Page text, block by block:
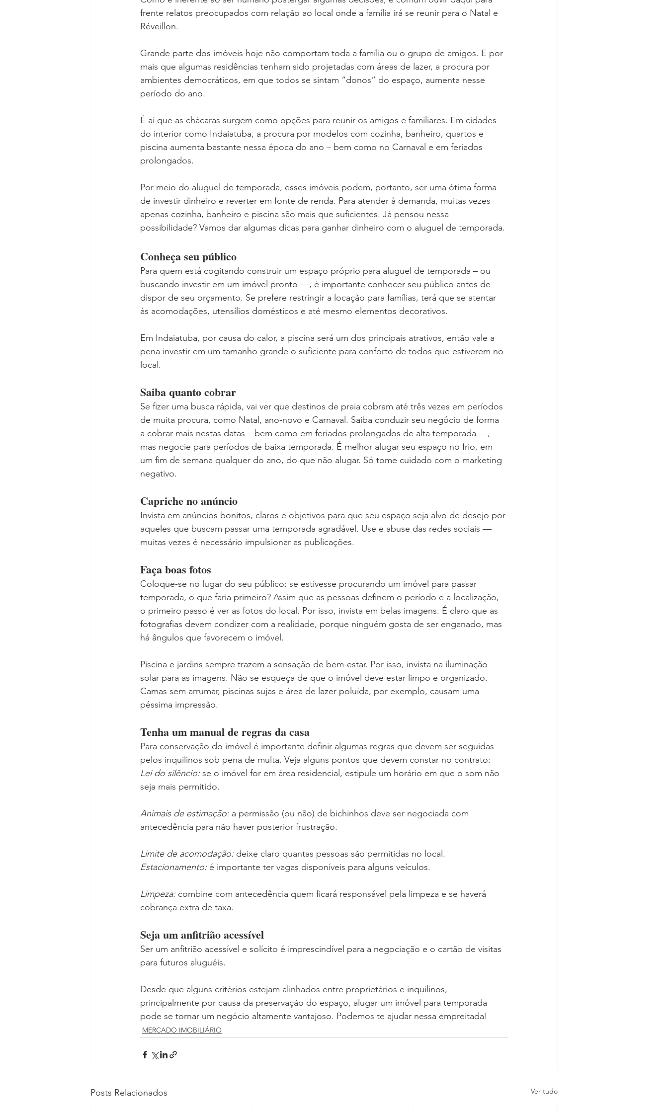
frente relatos preocupados com relação ao local onde a família irá se reunir para o Natal e
Réveillon.
Grande parte dos imóveis hoje não comportam toda a família ou o grupo de amigos. E por
mais que algumas residências tenham sido projetadas com áreas de lazer, a procura por
ambientes democráticos, em que todos se sintam “donos” do espaço, aumenta nesse
período do ano.
É aí que as chácaras surgem como opções para reunir os amigos e familiares. Em cidades
do interior como Indaiatuba, a procura por modelos com cozinha, banheiro, quartos e
piscina aumenta bastante nessa época do ano – bem como no Carnaval e em feriados
prolongados.
Por meio do aluguel de temporada, esses imóveis podem, portanto, ser uma ótima forma
de investir dinheiro e reverter em fonte de renda. Para atender à demanda, muitas vezes
apenas cozinha, banheiro e piscina são mais que suficientes. Já pensou nessa
possibilidade? Vamos dar algumas dicas para ganhar dinheiro com o aluguel de temporada.
Conheça seu público
Para quem está cogitando construir um espaço próprio para aluguel de temporada – ou
buscando investir em um imóvel pronto —, é importante conhecer seu público antes de
dispor de seu orçamento. Se prefere restringir a locação para famílias, terá que se atentar
às acomodações, utensílios domésticos e até mesmo elementos decorativos.
Em Indaiatuba, por causa do calor, a piscina será um dos principais atrativos, então vale a
pena investir em um tamanho grande o suficiente para conforto de todos que estiverem no
local.
Saiba quanto cobrar
Se fizer uma busca rápida, vai ver que destinos de praia cobram até três vezes em períodos
de muita procura, como Natal, ano-novo e Carnaval. Saiba conduzir seu negócio de forma
a cobrar mais nestas datas – bem como em feriados prolongados de alta temporada —,
mas negocie para períodos de baixa temporada. É melhor alugar seu espaço no frio, em
um fim de semana qualquer do ano, do que não alugar. Só tome cuidado com o marketing
negativo.
Capriche no anúncio
Invista em anúncios bonitos, claros e objetivos para que seu espaço seja alvo de desejo por
aqueles que buscam passar uma temporada agradável. Use e abuse das redes sociais —
muitas vezes é necessário impulsionar as publicações.
Faça boas fotos
Coloque-se no lugar do seu público: se estivesse procurando um imóvel para passar
temporada, o que faria primeiro? Assim que as pessoas definem o período e a localização,
o primeiro passo é ver as fotos do local. Por isso, invista em belas imagens. É claro que as
fotografias devem condizer com a realidade, porque ninguém gosta de ser enganado, mas
há ângulos que favorecem o imóvel.
Piscina e jardins sempre trazem a sensação de bem-estar. Por isso, invista na iluminação
solar para as imagens. Não se esqueça de que o imóvel deve estar limpo e organizado.
Camas sem arrumar, piscinas sujas e área de lazer poluída, por exemplo, causam uma
péssima impressão.
Tenha um manual de regras da casa
Para conservação do imóvel é importante definir algumas regras que devem ser seguidas
pelos inquilinos sob pena de multa. Veja alguns pontos que devem constar no contrato:
Lei do silêncio: se o imóvel for em área residencial, estipule um horário em que o som não
seja mais permitido.
Animais de estimação: a permissão (ou não) de bichinhos deve ser negociada com
antecedência para não haver posterior frustração.
Limite de acomodação: deixe claro quantas pessoas são permitidas no local.
Estacionamento: é importante ter vagas disponíveis para alguns veículos.
Limpeza: combine com antecedência quem ficará responsável pela limpeza e se haverá
cobrança extra de taxa.
Seja um anfitrião acessível
Ser um anfitrião acessível e solícito é imprescindível para a negociação e o cartão de visitas
para futuros aluguéis.
Desde que alguns critérios estejam alinhados entre proprietários e inquilinos,
principalmente por causa da preservação do espaço, alugar um imóvel para temporada
pode se tornar um negócio altamente vantajoso. Podemos te ajudar nessa empreitada!
MERCADO IMOBILIÁRIO
Posts Relacionados Ver tudo